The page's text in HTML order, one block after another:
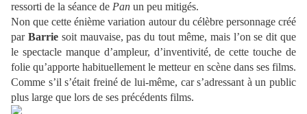
ressorti de la séance de Pan un peu mitigés.
Non que cette énième variation autour du célèbre personnage créé
par Barriesoit mauvaise, pas du tout même, mais l’on se dit que
le spectacle manque d’ampleur, d’inventivité, de cette touche de
folie qu’apporte habituellement le metteur en scène dans ses films.
Comme s’il s’était freiné de lui-même, car s’adressant à un public
plus large que lors de ses précédents films.